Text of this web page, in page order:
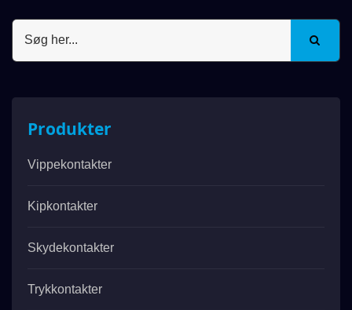
Produkter
Vippekontakter
Kipkontakter
Skydekontakter
Trykkontakter